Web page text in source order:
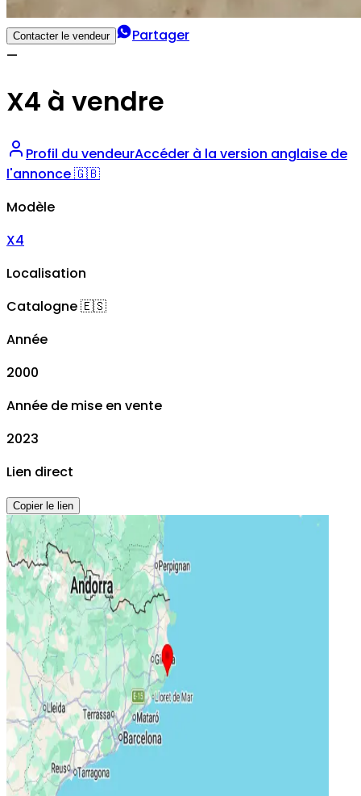
Contacter le vendeur
Partager
—
X4 à vendre
Profil du vendeurAccéder à la version anglaise de
l'annonce 🇬🇧
Modèle
X4
Localisation
Catalogne🇪🇸
Année
2000
Année de mise en vente
2023
Lien direct
Copier le lien